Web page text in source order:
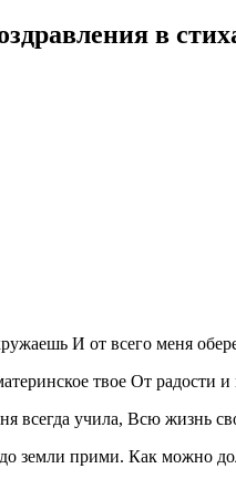
в
И от всего меня
твое От радости и
всегда учила, Всю жизнь
земли прими. Как можно